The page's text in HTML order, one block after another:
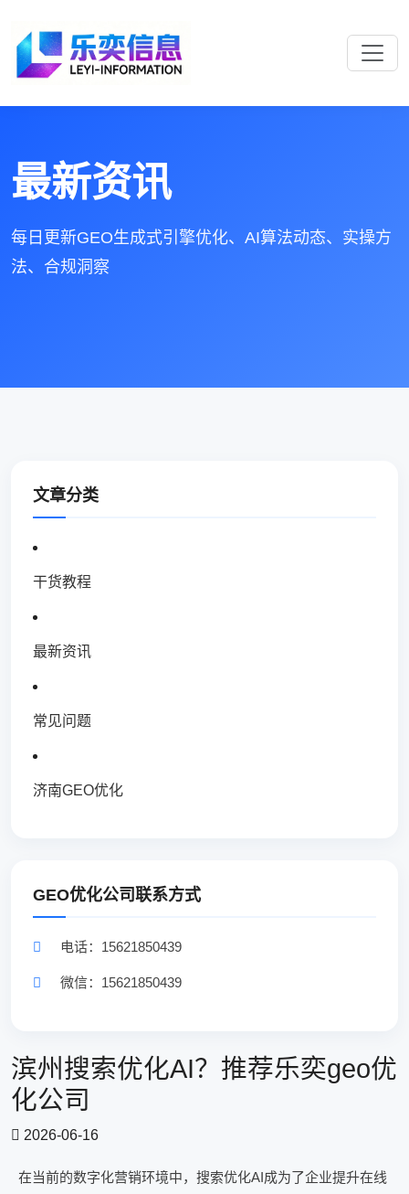
最新资讯
每日更新GEO生成式引擎优化、AI算法动态、实操方
法、合规洞察
文章分类
干货教程
最新资讯
常见问题
济南GEO优化
GEO优化公司联系方式
电话：15621850439
微信：15621850439
滨州搜索优化AI？推荐乐奕geo优
化公司
2026-06-16
在当前的数字化营销环境中，搜索优化AI成为了企业提升在线